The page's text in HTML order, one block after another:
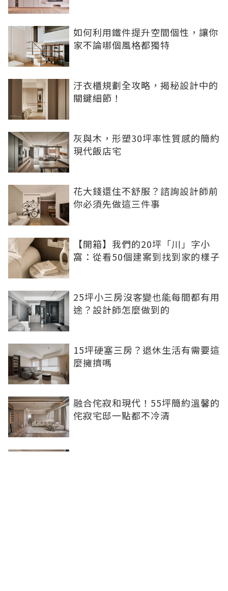
如何利用鐵件提升空間個性，讓你
家不論哪個風格都獨特
汙衣櫃規劃全攻略，揭秘設計中的
關鍵細節！
灰與木，形塑30坪率性質感的簡約
現代飯店宅
花大錢還住不舒服？諮詢設計師前
你必須先做這三件事
【開箱】我們的20坪「川」字小
窩：從看50個建案到找到家的樣子
25坪小三房沒客變也能每間都有用
途？設計師怎麼做到的
15坪硬塞三房？退休生活有需要這
麼擁擠嗎
融合侘寂和現代！55坪簡約溫馨的
侘寂宅邸一點都不冷清